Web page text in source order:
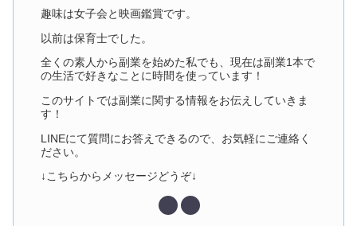
趣味は女子会と映画鑑賞です。
以前は保育士でした。
全くの素人から副業を始めた私でも、現在は副業1本で
の生活で好きなことに時間を使っています！
このサイトでは副業に関する情報をお伝えしていきま
す！
LINEにて質問にお答えできるので、お気軽にご連絡く
ださい。
↓こちらからメッセージどうぞ↓